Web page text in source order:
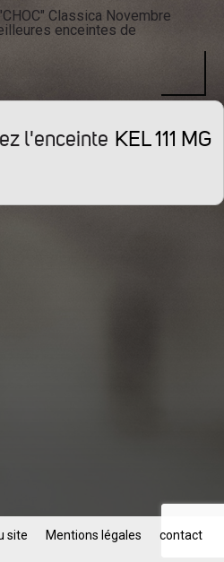
Classica Novembre
enceintes de
KEL 111 MG
site Mentions légales contact